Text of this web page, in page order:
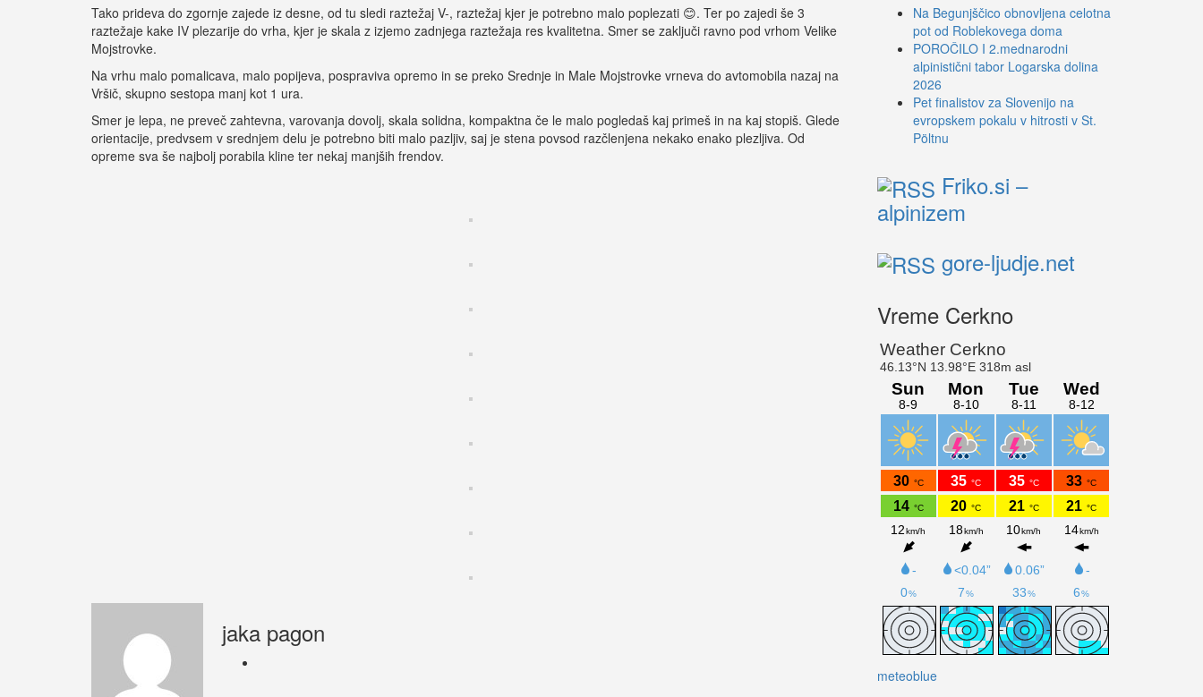
Tako prideva do zgornje zajede iz desne, od tu sledi raztežaj V-, raztežaj kjer je potrebno malo poplezati 😊. Ter po zajedi še 3
raztežaje kake IV plezarije do vrha, kjer je skala z izjemo zadnjega raztežaja res kvalitetna. Smer se zaključi ravno pod vrhom Velike
Mojstrovke.
Na vrhu malo pomalicava, malo popijeva, pospraviva opremo in se preko Srednje in Male Mojstrovke vrneva do avtomobila nazaj na
Vršič, skupno sestopa manj kot 1 ura.
Smer je lepa, ne preveč zahtevna, varovanja dovolj, skala solidna, kompaktna če le malo pogledaš kaj primeš in na kaj stopiš. Glede
orientacije, predvsem v srednjem delu je potrebno biti malo pazljiv, saj je stena povsod razčlenjena nekako enako plezljiva. Od
opreme sva še najbolj porabila kline ter nekaj manjših frendov.
jaka pagon
Na Begunjščico obnovljena celotna
pot od Roblekovega doma
POROČILO I 2.mednarodni
alpinistični tabor Logarska dolina
2026
Pet finalistov za Slovenijo na
evropskem pokalu v hitrosti v St.
Pöltnu
Friko.si –
alpinizem
gore-ljudje.net
Vreme Cerkno
meteoblue